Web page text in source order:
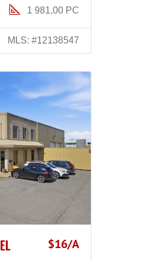
1 981,00 PC
MLS: #12138547
$16/A